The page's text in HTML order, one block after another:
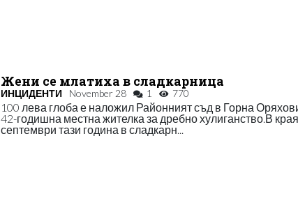
Жени се млатиха в сладкарница
ИНЦИДЕНТИ November 28 1 770
100 лева глоба е наложил Районният съд в Горна
42-годишна местна жителка за дребно хулиганство.В
септември тази година в сладкарн...